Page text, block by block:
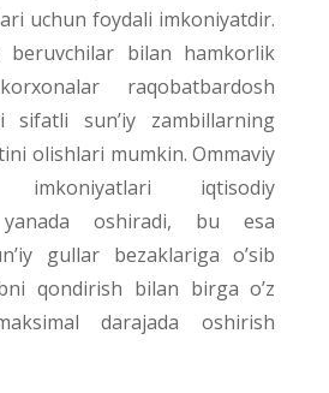
uchun foydali imkoniyatdir.
beruvchilar bilan hamkorlik
raqobatbardosh
sifatli sun’iy zambillarning
olishlari mumkin. Ommaviy
iqtisodiy
yanada oshiradi, bu esa
gullar bezaklariga o’sib
qondirish bilan birga o’z
darajada oshirish